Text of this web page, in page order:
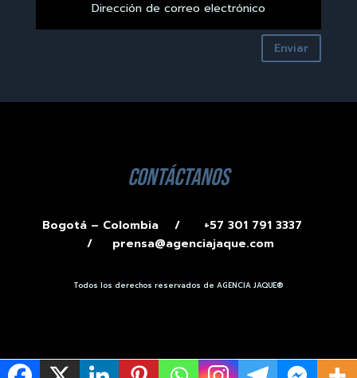
Enviar
contáctanos
Bogotá – Colombia /
+57 301 791 3337
/ prensa@agenciajaque.com
Todos los derechos reservados de AGENCIA JAQUE®